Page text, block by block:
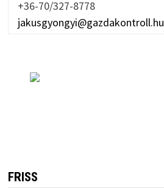
+36-70/327-8778
jakusgyongyi@gazdakontroll.hu
FRISS